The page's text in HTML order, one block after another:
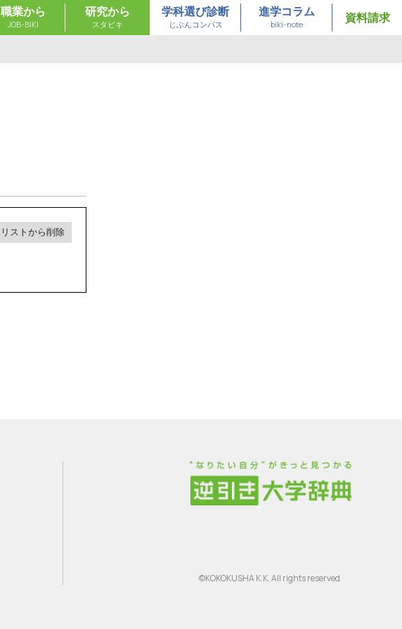
職業から
JOB-BIKI
研究から
スタビキ
学科選び診断
じぶんコンパス
進学コラム
biki-note
資料請求
リストから削除
©KOKOKUSHA K.K. All rights reserved.